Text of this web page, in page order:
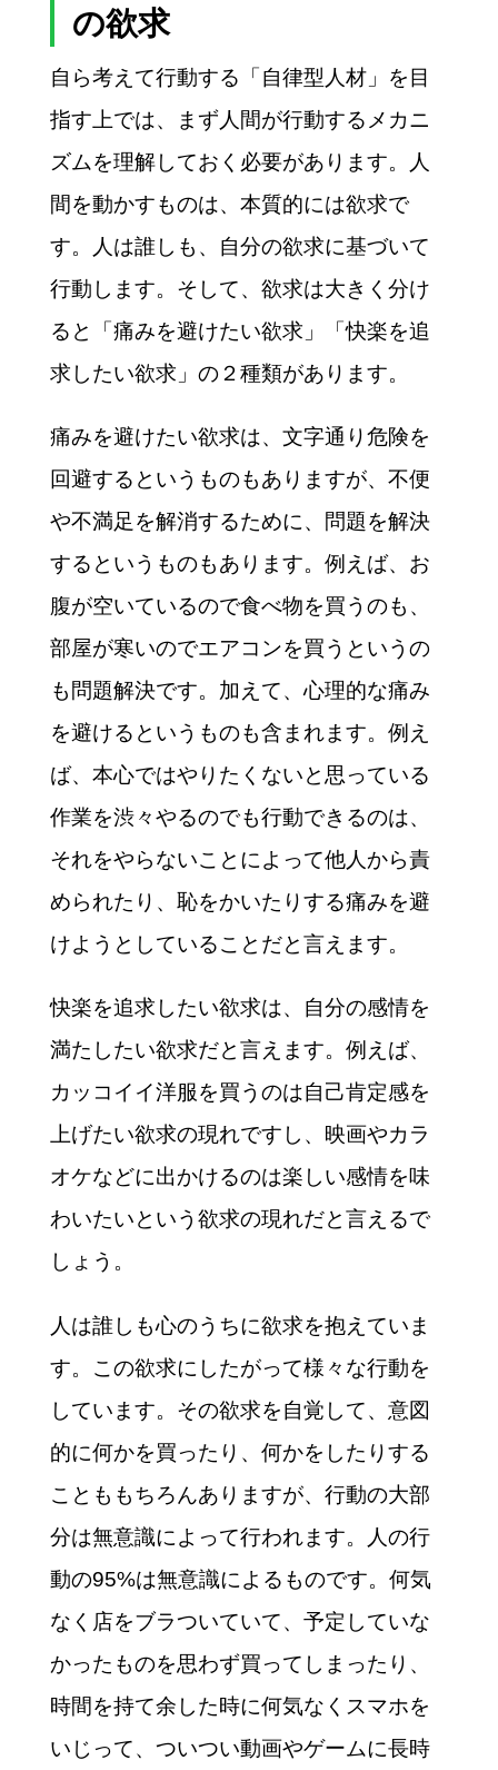
の欲求
自ら考えて行動する「自律型人材」を目
指す上では、まず人間が行動するメカニ
ズムを理解しておく必要があります。人
間を動かすものは、本質的には欲求で
す。人は誰しも、自分の欲求に基づいて
行動します。そして、欲求は大きく分け
ると「痛みを避けたい欲求」「快楽を追
求したい欲求」の２種類があります。
痛みを避けたい欲求は、文字通り危険を
回避するというものもありますが、不便
や不満足を解消するために、問題を解決
するというものもあります。例えば、お
腹が空いているので食べ物を買うのも、
部屋が寒いのでエアコンを買うというの
も問題解決です。加えて、心理的な痛み
を避けるというものも含まれます。例え
ば、本心ではやりたくないと思っている
作業を渋々やるのでも行動できるのは、
それをやらないことによって他人から責
められたり、恥をかいたりする痛みを避
けようとしていることだと言えます。
快楽を追求したい欲求は、自分の感情を
満たしたい欲求だと言えます。例えば、
カッコイイ洋服を買うのは自己肯定感を
上げたい欲求の現れですし、映画やカラ
オケなどに出かけるのは楽しい感情を味
わいたいという欲求の現れだと言えるで
しょう。
人は誰しも心のうちに欲求を抱えていま
す。この欲求にしたがって様々な行動を
しています。その欲求を自覚して、意図
的に何かを買ったり、何かをしたりする
ことももちろんありますが、行動の大部
分は無意識によって行われます。人の行
動の95%は無意識によるものです。何気
なく店をブラついていて、予定していな
かったものを思わず買ってしまったり、
時間を持て余した時に何気なくスマホを
いじって、ついつい動画やゲームに長時